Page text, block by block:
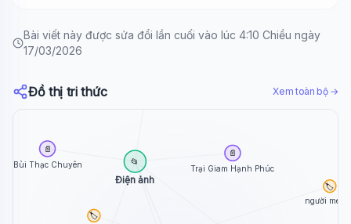
Bài viết này được sửa đổi lần cuối vào lúc 4:10 Chiều ngày
17/03/2026
Đồ thị tri thức Xem toàn bộ →
Điện ảnh
📂
Trại Giam Hạnh Phúc
📄
Bùi Thạc Chuyên
📄
🏷️
người
🏷️